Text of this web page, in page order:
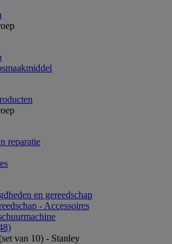
reparatie
en gereedschap
- Accessoires
van 10) - Stanley